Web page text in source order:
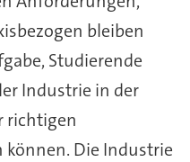
bleiben
Studierende
Industrie in der
richtigen
Die Industrie